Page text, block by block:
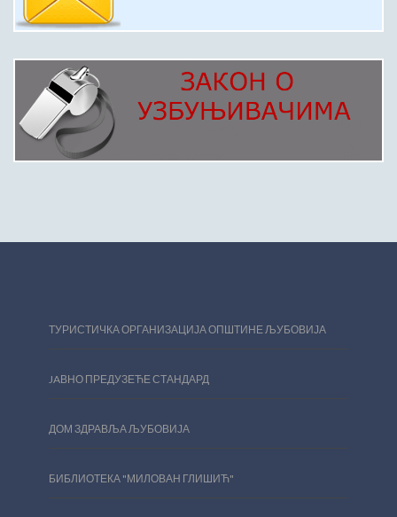
ТУРИСТИЧКА ОРГАНИЗАЦИЈА ОПШТИНЕ ЉУБОВИЈА
JAВНО ПРЕДУЗЕЋЕ СТАНДАРД
ДОМ ЗДРАВЉА ЉУБОВИЈА
БИБЛИОТЕКА "МИЛОВАН ГЛИШИЋ"